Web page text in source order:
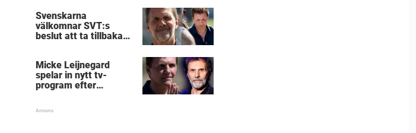
Svenskarna
välkomnar SVT:s
beslut att ta tillbaka
Micke Leijnegard
spelar in nytt tv-
program efter